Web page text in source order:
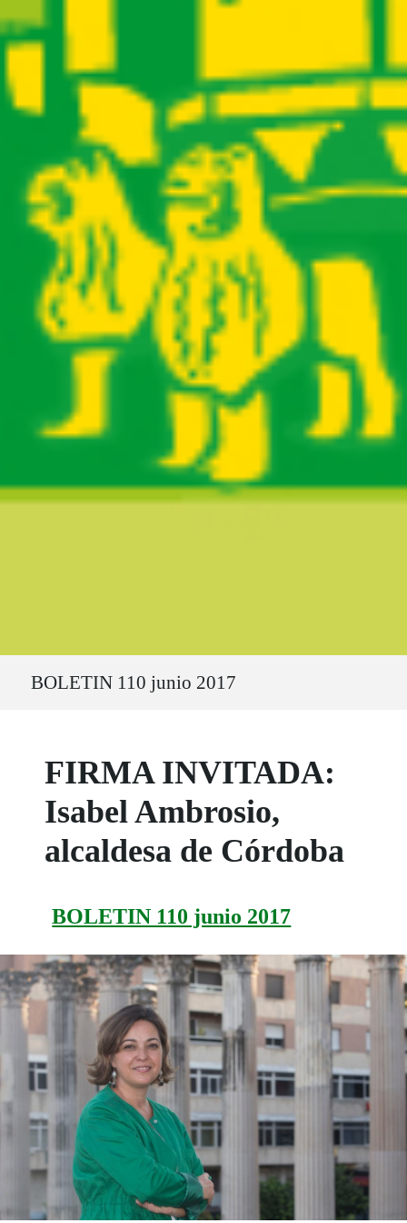
BOLETIN 110 junio 2017
FIRMA INVITADA:
Isabel Ambrosio,
alcaldesa de Córdoba
BOLETIN 110 junio 2017